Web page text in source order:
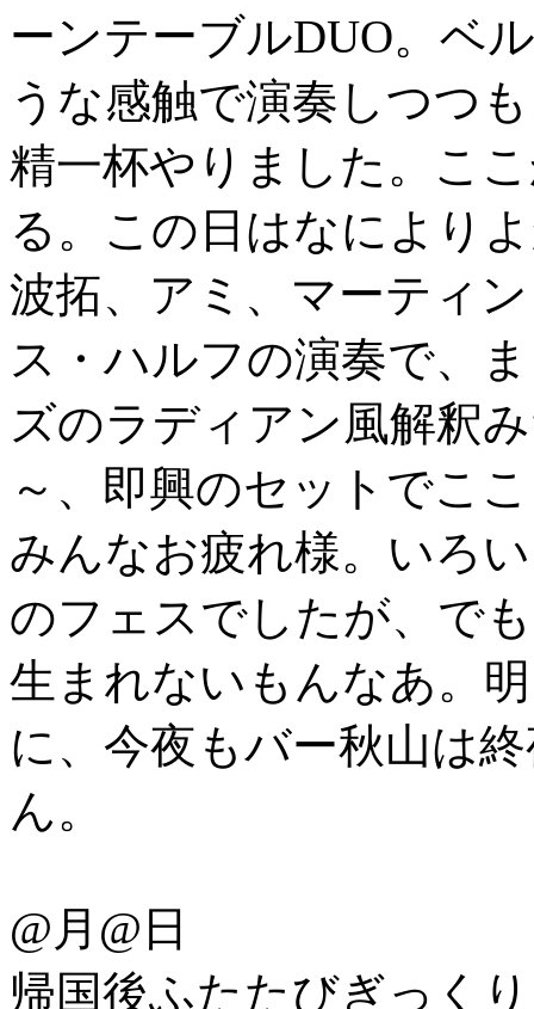
ーンテーブルDUO。ベ
うな感触で演奏しつつ
精一杯やりました。こ
る。この日はなにより
波拓、アミ、マーティ
ス・ハルフの演奏で、
ズのラディアン風解釈
～、即興のセットでこ
みんなお疲れ様。いろ
のフェスでしたが、で
生まれないもんなあ。
に、今夜もバー秋山は
ん。
@月@日
帰国後ふたたびぎっく